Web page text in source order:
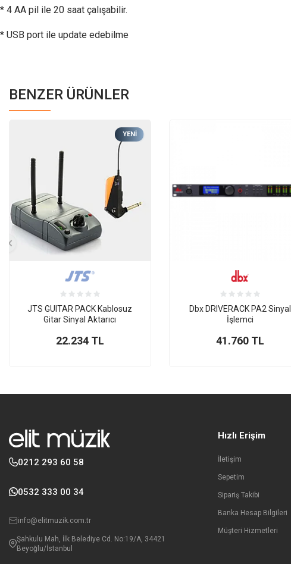
* 4 AA pil ile 20 saat çalışabilir.
* USB port ile update edebilme
BENZER ÜRÜNLER
YENI
JTS GUITAR PACK Kablosuz
Gitar Sinyal Aktarıcı
22.234TL
Dbx DRIVERACK PA2 Sinyal
İşlemci
41.760TL
Hızlı Erişim
İletişim
Sepetim
Sipariş Takibi
Banka Hesap Bilgileri
Müşteri Hizmetleri
0212 293 60 58
0532 333 00 34
info@elitmuzik.com.tr
Şahkulu Mah, İlk Belediye Cd. No:19/A, 34421
Beyoğlu/İstanbul